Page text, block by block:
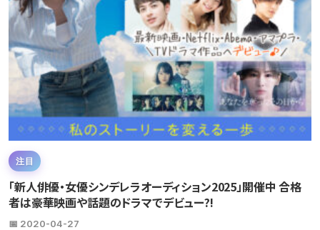
注目
「新人俳優・女優シンデレラオーディション2025」開催中 合格
者は豪華映画や話題のドラマでデビュー?!
📅 2020-04-27